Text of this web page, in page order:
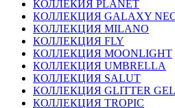
КОЛЛЕКИЯ PLANET
КОЛЛЕКЦИЯ GALAXY
КОЛЛЕКЦИЯ MILANO
КОЛЛЕКЦИЯ FLY
КОЛЛЕКЦИЯ MOONLIGHT
КОЛЛЕКЦИЯ UMBRELLA
КОЛЛЕКЦИЯ SALUT
КОЛЛЕКЦИЯ GLITTER GEL
КОЛЛЕКЦИЯ TROPIC